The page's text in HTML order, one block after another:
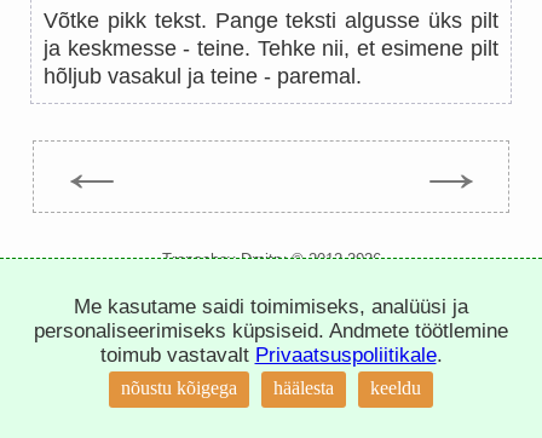
Võtke pikk tekst. Pange teksti algusse üks pilt
ja keskmesse - teine. Tehke nii, et esimene pilt
hõljub vasakul ja teine - paremal.
← →
Trepachev Dmitry © 2012-2026
privaatsuspoliitika seadista küpsiseid
Me kasutame saidi toimimiseks, analüüsi ja
personaliseerimiseks küpsiseid. Andmete töötlemine
toimub vastavalt Privaatsuspoliitikale.
nõustu kõigega häälesta keeldu